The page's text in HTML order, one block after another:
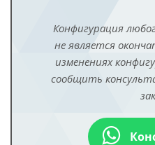
Конфигурация
не является
изменениях
сообщить